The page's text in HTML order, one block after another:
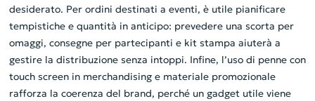
desiderato. Per ordini destinati a eventi, è utile pianificare
tempistiche e quantità in anticipo: prevedere una scorta per
omaggi, consegne per partecipanti e kit stampa aiuterà a
gestire la distribuzione senza intoppi. Infine, l’uso di penne con
touch screen in merchandising e materiale promozionale
rafforza la coerenza del brand, perché un gadget utile viene